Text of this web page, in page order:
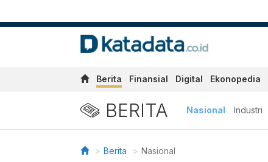
Berita Finansial Digital Ekonopedia
BERITA Nasional Industri
Berita Nasional